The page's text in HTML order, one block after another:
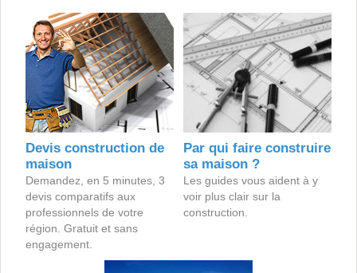
Devis construction de
maison
Demandez, en 5 minutes, 3
devis comparatifs aux
professionnels de votre
région. Gratuit et sans
engagement.
Par qui faire construire
sa maison ?
Les guides vous aident à y
voir plus clair sur la
construction.